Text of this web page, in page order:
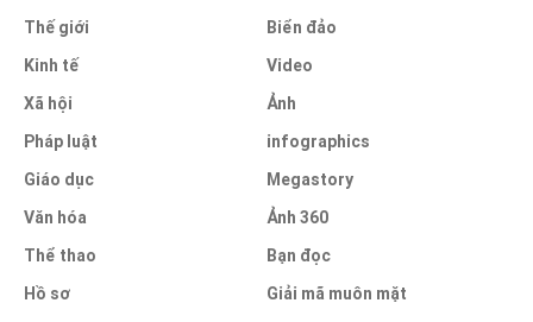
Thế giới
Kinh tế
Xã hội
Pháp luật
Giáo dục
Văn hóa
Thể thao
Hồ sơ
Biển đảo
Video
Ảnh
infographics
Megastory
Ảnh 360
Bạn đọc
Giải mã muôn mặt